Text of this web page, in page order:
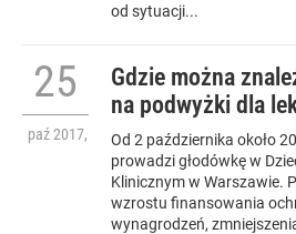
od sytuacji...
Gdzie można
na podwyżki dla
25
paź 2017,
Od 2 października około
prowadzi głodówkę w
Klinicznym w Warszawie.
wzrostu finansowania
wynagrodzeń,